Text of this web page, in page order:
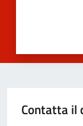
Contatta il